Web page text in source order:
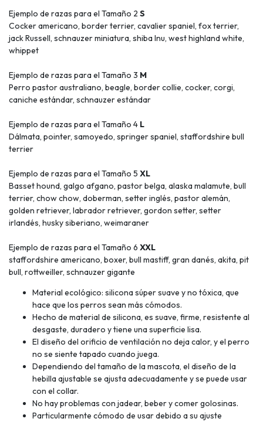
Ejemplo de razas para el Tamaño 2 S
Cocker americano, border terrier, cavalier spaniel, fox terrier,
jack Russell, schnauzer miniatura, shiba Inu, west highland white,
whippet
Ejemplo de razas para el Tamaño 3 M
Perro pastor australiano, beagle, border collie, cocker, corgi,
caniche estándar, schnauzer estándar
Ejemplo de razas para el Tamaño 4 L
Dálmata, pointer, samoyedo, springer spaniel, staffordshire bull
terrier
Ejemplo de razas para el Tamaño 5 XL
Basset hound, galgo afgano, pastor belga, alaska malamute, bull
terrier, chow chow, doberman, setter inglés, pastor alemán,
golden retriever, labrador retriever, gordon setter, setter
irlandés, husky siberiano, weimaraner
Ejemplo de razas para el Tamaño 6 XXL
staffordshire americano, boxer, bull mastiff, gran danés, akita, pit
bull, rottweiller, schnauzer gigante
Material ecológico: silicona súper suave y no tóxica, que
hace que los perros sean más cómodos.
Hecho de material de silicona, es suave, firme, resistente al
desgaste, duradero y tiene una superficie lisa.
El diseño del orificio de ventilación no deja calor, y el perro
no se siente tapado cuando juega.
Dependiendo del tamaño de la mascota, el diseño de la
hebilla ajustable se ajusta adecuadamente y se puede usar
con el collar.
No hay problemas con jadear, beber y comer golosinas.
Particularmente cómodo de usar debido a su ajuste